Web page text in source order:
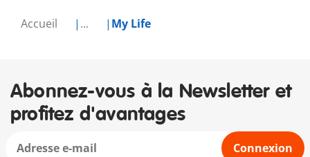
Accueil ... My Life
Abonnez-vous à la Newsletter et
profitez d'avantages
Connexion